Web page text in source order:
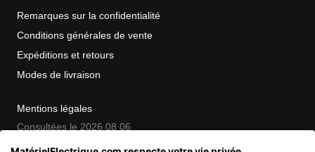
Remarques sur la confidentialité
Conditions générales de vente
Expéditions et retours
Modes de livraison
Mentions légales
Consultées le 2026 08 06